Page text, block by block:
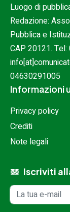
Luogo di
Redazione:
Pubblica e
CAP 20121. Tel:
04630291005
Informazioni
Privacy policy
Crediti
Note legali
Iscriviti
Iscrizione
Indirizzo email